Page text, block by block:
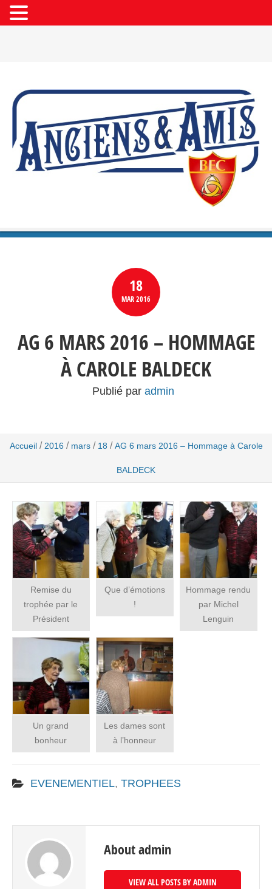
18
MAR2016
AG 6 MARS 2016 – HOMMAGE
À CAROLE BALDECK
Publié par admin
Accueil / 2016 / mars / 18 / AG 6 mars 2016 – Hommage à Carole
BALDECK
Remise du
trophée par le
Président
Que d’émotions
!
Hommage rendu
par Michel
Lenguin
Un grand
bonheur
Les dames sont
à l’honneur
EVENEMENTIEL, TROPHEES
About admin
VIEW ALL POSTS BY ADMIN